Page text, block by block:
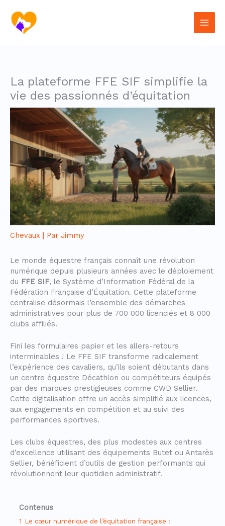
contenu
La plateforme FFE SIF simplifie la
vie des passionnés d’équitation
Chevaux | Par Jimmy
Le monde équestre français connaît une révolution
numérique depuis plusieurs années avec le déploiement
du FFE SIF, le Système d’Information Fédéral de la
Fédération Française d’Équitation. Cette plateforme
centralise désormais l’ensemble des démarches
administratives pour plus de 700 000 licenciés et 8 000
clubs affiliés.
Fini les formulaires papier et les allers-retours
interminables ! Le FFE SIF transforme radicalement
l’expérience des cavaliers, qu’ils soient débutants dans
un centre équestre Décathlon ou compétiteurs équipés
par des marques prestigieuses comme CWD Sellier.
Cette digitalisation offre un accès simplifié aux licences,
aux engagements en compétition et au suivi des
performances sportives.
Les clubs équestres, des plus modestes aux centres
d’excellence utilisant des équipements Butet ou Antarès
Sellier, bénéficient d’outils de gestion performants qui
révolutionnent leur quotidien administratif.
Contenus
1 Le cœur numérique de l’équitation française :